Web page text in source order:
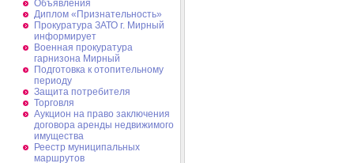
Объявления
Диплом «Признательность»
Прокуратура ЗАТО г. Мирный
информирует
Военная прокуратура
гарнизона Мирный
Подготовка к отопительному
периоду
Защита потребителя
Торговля
Аукцион на право заключения
договора аренды недвижимого
имущества
Реестр муниципальных
маршрутов